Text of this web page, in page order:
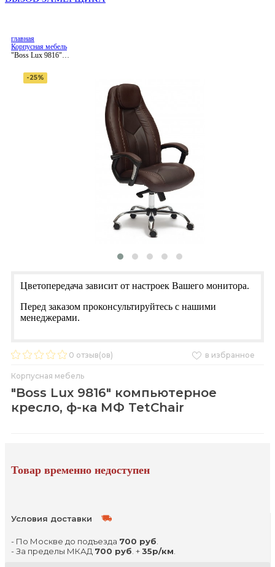
главная
Корпусная мебель
"Boss Lux 9816"
ка МФ TetChair
-25%
Цветопередача зависит от настроек Вашего монитора.
Перед заказом проконсультируйтесь с нашими
менеджерами.
0 отзыв(ов) в избранное
Корпусная мебель
"Boss Lux 9816" компьютерное
кресло, ф-ка МФ TetChair
Условия доставки
- По Москве до подъезда 700 руб
- За пределы МКАД 700 руб . +35р/км
Товар временно недоступен